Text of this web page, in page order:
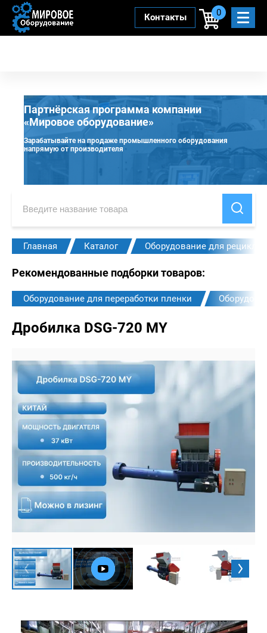
Контакты 0
Партнёрская программа компании
«Мировое оборудование»
Зарабатывайте на продаже промышленного оборудования
напрямую от производителя
Главная Каталог Оборудование для
Рекомендованные подборки товаров:
Оборудование для переработки пленки
Дробилка DSG-720 MY